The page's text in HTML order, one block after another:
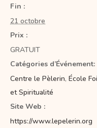
Fin :
21 octobre
Prix :
GRATUIT
Catégories d’Événement:
Centre le Pèlerin, École Foi
et Spiritualité
Site Web :
https://www.lepelerin.org